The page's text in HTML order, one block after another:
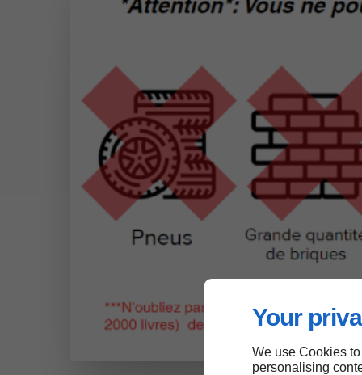
Your
We use Cookies
personalising